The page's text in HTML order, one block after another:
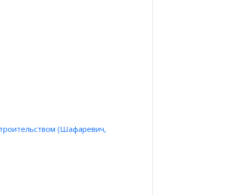
(Шафаревич,